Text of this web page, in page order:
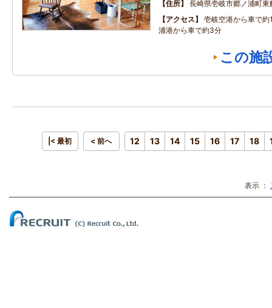
住所
長崎県壱岐市郷ノ浦町東
アクセス
壱岐空港から車で
浦港から車で約3分
この施
|< 最初 < 前へ 12 13 14 15 16 17 18
表示 ：